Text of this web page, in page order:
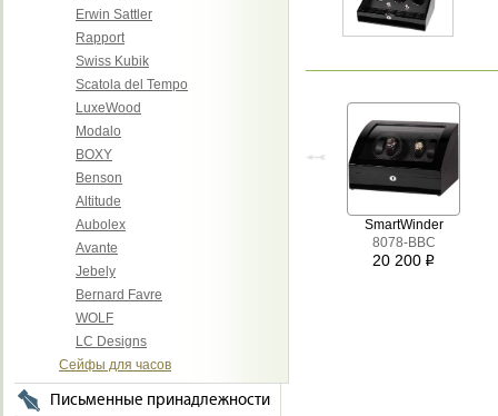
Erwin Sattler
Rapport
Swiss Kubik
Scatola del Tempo
LuxeWood
Modalo
BOXY
Benson
Altitude
Aubolex
Avante
Jebely
Bernard Favre
WOLF
LC Designs
Сейфы для часов
Письменные принадлежности
SmartWinder
8078-BBC
20 200 i